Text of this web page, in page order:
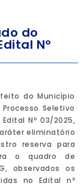
do
Nº
do Município
Seletivo
Nº 03/2025,
eliminatório
reserva para
o quadro de
observados os
no Edital nº